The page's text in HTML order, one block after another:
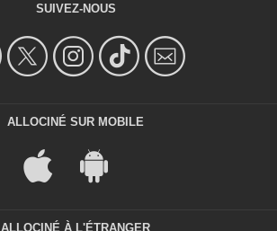
SUIVEZ-NOUS
ALLOCINÉ SUR MOBILE
ALLOCINÉ À L'ÉTRANGER